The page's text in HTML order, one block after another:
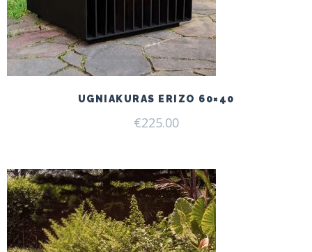
UGNIAKURAS ERIZO 60×40
€225.00